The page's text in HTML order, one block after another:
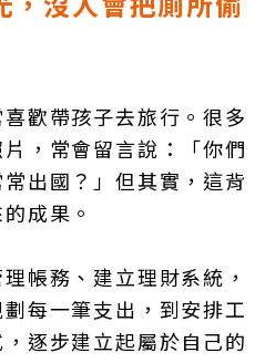
歡帶孩子去旅行。很多
，常會留言說：「你們
出國？」但其實，這背
成果。
帳務、建立理財系統，
每一筆支出，到安排工
逐步建立起屬於自己的